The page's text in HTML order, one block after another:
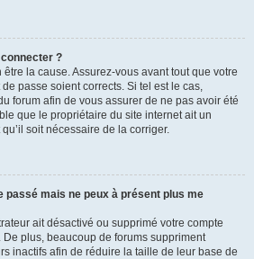
?
la cause. Assurez-vous avant tout que votre
passe soient corrects. Si tel est le cas,
forum afin de vous assurer de ne pas avoir été
que le propriétaire du site internet ait un
soit nécessaire de la corriger.
passé mais ne peux à présent plus me
ait désactivé ou supprimé votre compte
plus, beaucoup de forums suppriment
inactifs afin de réduire la taille de leur base de